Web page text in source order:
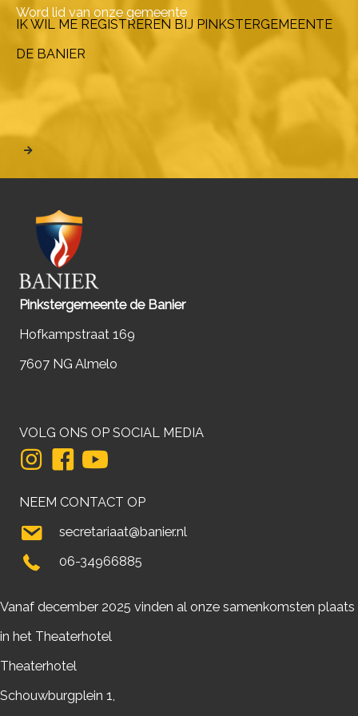
Word lid van onze gemeente
IK WIL ME REGISTREREN BIJ PINKSTERGEMEENTE
DE BANIER
Pinkstergemeente de Banier
Hofkampstraat 169
7607 NG Almelo
VOLG ONS OP SOCIAL MEDIA
NEEM CONTACT OP
secretariaat@banier.nl
06-34966885
Vanaf december 2025 vinden al onze samenkomsten plaats
in het Theaterhotel
Theaterhotel
Schouwburgplein 1,